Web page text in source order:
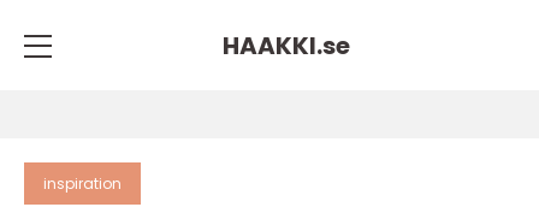
HAAKKI.se
inspiration